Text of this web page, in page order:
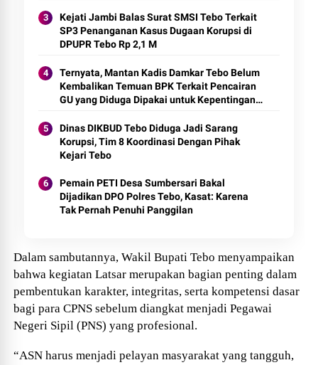
Kejati Jambi Balas Surat SMSI Tebo Terkait
SP3 Penanganan Kasus Dugaan Korupsi di
DPUPR Tebo Rp 2,1 M
Ternyata, Mantan Kadis Damkar Tebo Belum
Kembalikan Temuan BPK Terkait Pencairan
GU yang Diduga Dipakai untuk Kepentingan
Dinas DIKBUD Tebo Diduga Jadi Sarang
Korupsi, Tim 8 Koordinasi Dengan Pihak
Kejari Tebo
Pemain PETI Desa Sumbersari Bakal
Dijadikan DPO Polres Tebo, Kasat: Karena
Tak Pernah Penuhi Panggilan
Dalam sambutannya, Wakil Bupati Tebo menyampaikan
bahwa kegiatan Latsar merupakan bagian penting dalam
pembentukan karakter, integritas, serta kompetensi dasar
bagi para CPNS sebelum diangkat menjadi Pegawai
Negeri Sipil (PNS) yang profesional.
“ASN harus menjadi pelayan masyarakat yang tangguh,